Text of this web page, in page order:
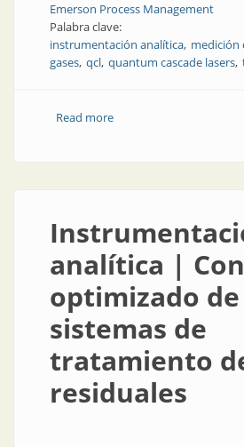
Emerson Process Management
Palabra clave:
instrumentación analítica medición
gases qcl quantum cascade lasers
Read moreabout Instrumentación
analítica |
optimizado de
sistemas de
tratamiento
residuales